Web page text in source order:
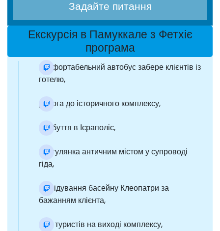
Задайте питання
Екскурсія в Памуккале з Фетхіє
програма
комфортабельний автобус забере клієнтів із
готелю,
дорога до історичного комплексу,
прибуття в Ієраполіс,
прогулянка античним містом у супроводі
гіда,
відвідування басейну Клеопатри за
бажанням клієнта,
збір туристів на виході комплексу,